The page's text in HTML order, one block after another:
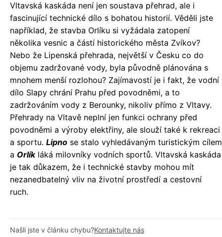
Vltavská kaskáda není jen soustava přehrad, ale i
fascinující technické dílo s bohatou historií. Věděli jste
například, že stavba Orlíku si vyžádala zatopení
několika vesnic a částí historického města Zvíkov?
Nebo že Lipenská přehrada, největší v Česku co do
objemu zadržované vody, byla původně plánována s
mnohem menší rozlohou? Zajímavostí je i fakt, že vodní
dílo Slapy chrání Prahu před povodněmi, a to
zadržováním vody z Berounky, nikoliv přímo z Vltavy.
Přehrady na Vltavě neplní jen funkci ochrany před
povodněmi a výroby elektřiny, ale slouží také k rekreaci
a sportu. Lipno se stalo vyhledávaným turistickým cílem
a Orlíkláká milovníky vodních sportů. Vltavská kaskáda
je tak důkazem, že i technické stavby mohou mít
nezanedbatelný vliv na životní prostředí a cestovní
ruch.
Našli jste v článku chybu?Kontaktujte nás